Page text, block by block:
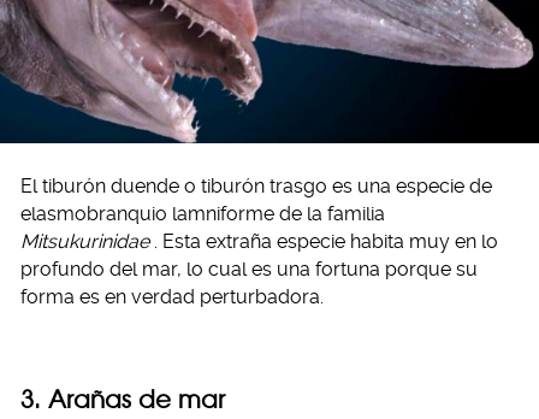
El tiburón duende o tiburón trasgo es una especie de
elasmobranquio lamniforme de la familia
Mitsukurinidae .​ Esta extraña especie habita muy en lo
profundo del mar, lo cual es una fortuna porque su
forma es en verdad perturbadora.
3. Arañas de mar